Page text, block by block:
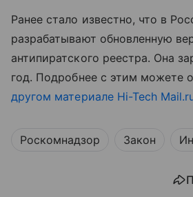
Ранее стало известно, что в
разрабатывают обновленную
антипиратского реестра. Она
год. Подробнее с этим можете
другом материале Hi-Tech
Роскомнадзор Закон